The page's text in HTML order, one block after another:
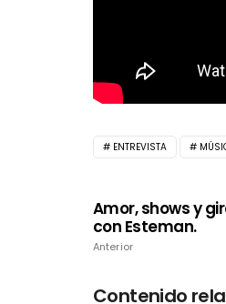
ENTREVISTA
Amor, shows y
con Esteman.
Anterior
Contenido